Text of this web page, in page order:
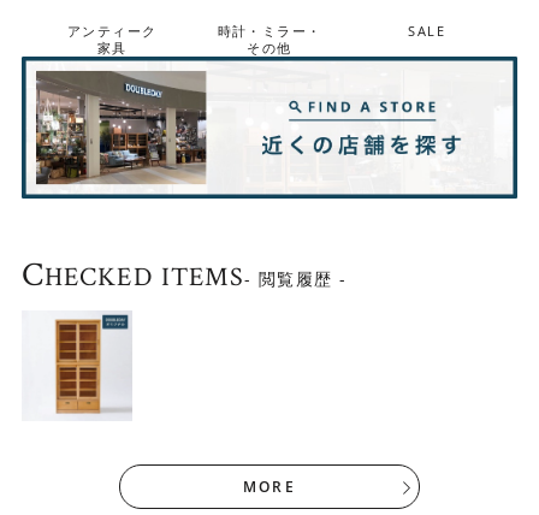
和感なくお使いいただけます。
▼幅120cmはこちら
▼KRAUSEキッチンボード幅120cmの下台と同じ仕様のサ
イドボードもございます。 こちら
アンティーク
家具
時計・ミラー・
その他
SALE
CHECKED ITEMS- 閲覧履歴 -
MORE